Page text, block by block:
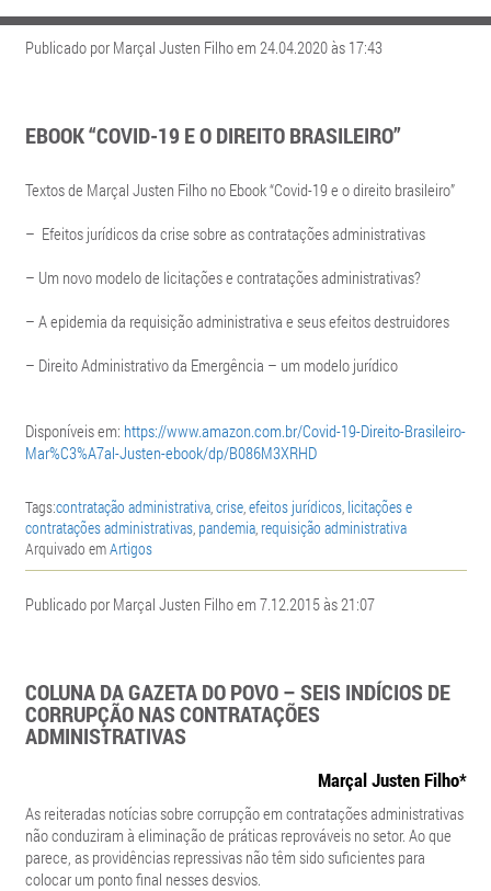
Publicado por Marçal Justen Filho em 24.04.2020 às 17:43
EBOOK “COVID-19 E O DIREITO BRASILEIRO”
Textos de Marçal Justen Filho no Ebook “Covid-19 e o direito brasileiro”
– Efeitos jurídicos da crise sobre as contratações administrativas
– Um novo modelo de licitações e contratações administrativas?
– A epidemia da requisição administrativa e seus efeitos destruidores
– Direito Administrativo da Emergência – um modelo jurídico
Disponíveis em: https://www.amazon.com.br/Covid-19-Direito-Brasileiro-
Mar%C3%A7al-Justen-ebook/dp/B086M3XRHD
Tags:contratação administrativa,crise,efeitos jurídicos, licitações e
contratações administrativas, pandemia, requisição administrativa
Arquivado emArtigos
Publicado por Marçal Justen Filho em 7.12.2015 às 21:07
COLUNA DA GAZETA DO POVO – SEIS INDÍCIOS DE
CORRUPÇÃO NAS CONTRATAÇÕES
ADMINISTRATIVAS
Marçal Justen Filho*
As reiteradas notícias sobre corrupção em contratações administrativas
não conduziram à eliminação de práticas reprováveis no setor. Ao que
parece, as providências repressivas não têm sido suficientes para
colocar um ponto final nesses desvios.